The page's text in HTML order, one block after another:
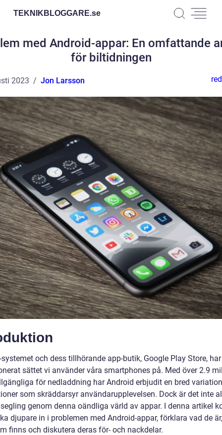
TEKNIKBLOGGARE.se
med Android-appar: En omfattande
för biltidningen
2023 Jon Larsson
och dess tillhörande app-butik, Google Play Store, har
sättet vi använder våra smartphones på. Med över 2.9
för nedladdning har Android erbjudit en bred
som skräddarsyr användarupplevelsen. Dock är det inte
genom denna oändliga värld av appar. I denna artikel
djupare in i problemen med Android-appar, förklara vad de
finns och diskutera deras för- och nackdelar.